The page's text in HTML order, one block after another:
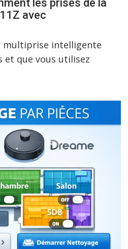
les prises de la
avec
multiprise intelligente
et que vous utilisez